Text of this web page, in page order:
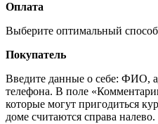
Оплата
Выберите оптимальный
Покупатель
Введите данные о себе: ФИО,
телефона. В поле
которые могут пригодиться
доме считаются справа налево.